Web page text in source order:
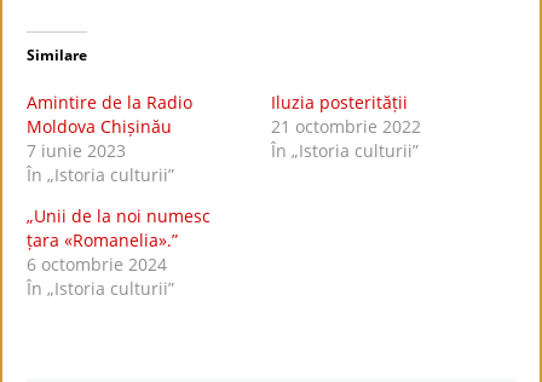
Similare
Amintire de la Radio
Moldova Chișinău
7 iunie 2023
În „Istoria culturii”
Iluzia posterității
21 octombrie 2022
În „Istoria culturii”
„Unii de la noi numesc
țara «Romanelia».”
6 octombrie 2024
În „Istoria culturii”